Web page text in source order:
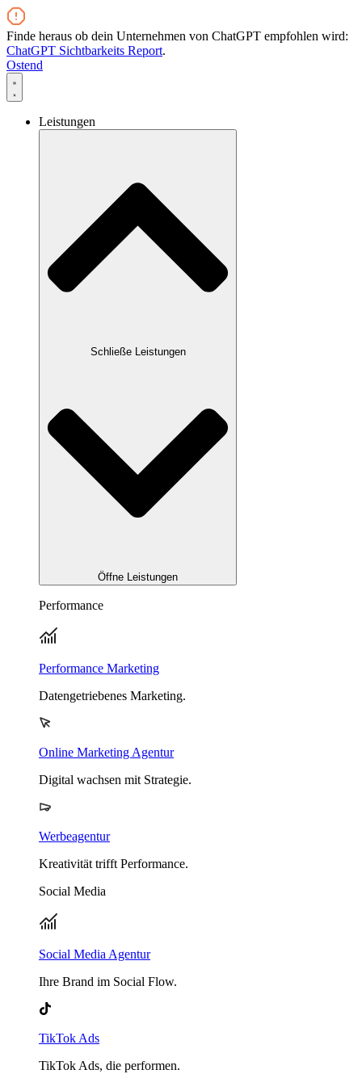
Zum
Inhalt
wechseln
Finde heraus ob dein Unternehmen von ChatGPT empfohlen wird:
ChatGPT Sichtbarkeits Report.
Ostend
Leistungen
Schließe Leistungen
Öffne Leistungen
Performance
Performance Marketing
Datengetriebenes Marketing.
Online Marketing Agentur
Digital wachsen mit Strategie.
Werbeagentur
Kreativität trifft Performance.
Social Media
Social Media Agentur
Ihre Brand im Social Flow.
TikTok Ads
TikTok Ads, die performen.